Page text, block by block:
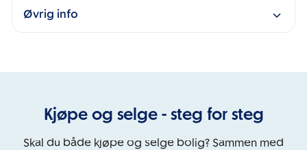
Øvrig info
Kjøpe og selge - steg for steg
Skal du både kjøpe og selge bolig? Sammen med